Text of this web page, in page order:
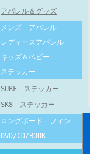
アパレル＆グッズ
メンズ アパレル
レディースアパレル
キッズ＆ベビー
ステッカー
SURF ステッカー
SK8 ステッカー
ロングボード フィン
DVD/CD/BOOK